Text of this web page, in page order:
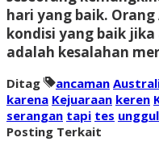
hari yang baik.
kondisi yang baik
adalah kesalahan
Ditag ancaman
karena Kejuaraan keren
serangan tapi tes unggul
Posting Terkait